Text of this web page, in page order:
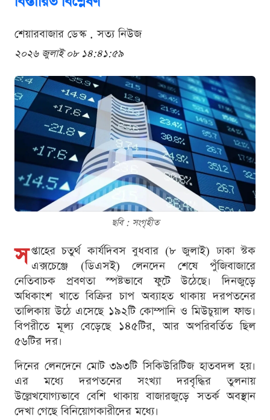
শেয়ারবাজার ডেস্ক . সত্য নিউজ
২০২৬ জুলাই ০৮ ১৪:৪১:৫৯
ছবি : সংগৃহীত
স প্তাহের চতুর্থ কার্যদিবস বুধবার (৮ জুলাই) ঢাকা স্টক
এক্সচেঞ্জে (ডিএসই) লেনদেন শেষে পুঁজিবাজারে
নেতিবাচক প্রবণতা স্পষ্টভাবে ফুটে উঠেছে। দিনজুড়ে
অধিকাংশ খাতে বিক্রির চাপ অব্যাহত থাকায় দরপতনের
তালিকায় উঠে এসেছে ১৯২টি কোম্পানি ও মিউচুয়াল ফান্ড।
বিপরীতে মূল্য বেড়েছে ১৪৫টির, আর অপরিবর্তিত ছিল
৫৬টির দর।
দিনের লেনদেনে মোট ৩৯৩টি সিকিউরিটিজ হাতবদল হয়।
এর মধ্যে দরপতনের সংখ্যা দরবৃদ্ধির তুলনায়
উল্লেখযোগ্যভাবে বেশি থাকায় বাজারজুড়ে সতর্ক অবস্থান
দেখা গেছে বিনিয়োগকারীদের মধ্যে।